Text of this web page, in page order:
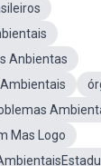
Anbientas
Mas Logo